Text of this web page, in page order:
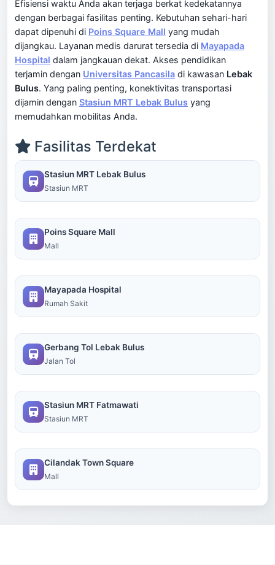
Efisiensi waktu Anda akan terjaga berkat kedekatannya
dengan berbagai fasilitas penting. Kebutuhan sehari-hari
dapat dipenuhi di Poins Square Mall yang mudah
dijangkau. Layanan medis darurat tersedia di Mayapada
Hospital dalam jangkauan dekat. Akses pendidikan
terjamin dengan Universitas Pancasila di kawasan Lebak
Bulus. Yang paling penting, konektivitas transportasi
dijamin dengan Stasiun MRT Lebak Bulus yang
memudahkan mobilitas Anda.
Fasilitas Terdekat
Stasiun MRT Lebak Bulus
Stasiun MRT
Poins Square Mall
Mall
Mayapada Hospital
Rumah Sakit
Gerbang Tol Lebak Bulus
Jalan Tol
Stasiun MRT Fatmawati
Stasiun MRT
Cilandak Town Square
Mall